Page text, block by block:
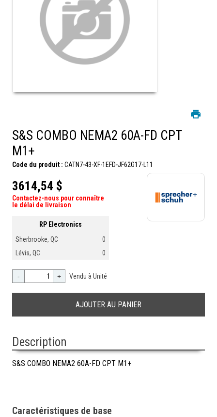
S&S COMBO NEMA2 60A-FD CPT
M1+
Code du produit : CATN7-43-XF-1EFD-JF62G17-L11
3614,54 $
Contactez-nous pour connaître
le délai de livraison
RP Electronics
Sherbrooke, QC
0
Lévis, QC
0
- + Vendu à Unité
Description
S&S COMBO NEMA2 60A-FD CPT M1+
Caractéristiques de base